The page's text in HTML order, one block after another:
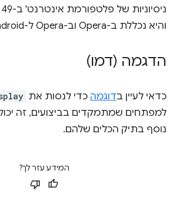
והיא נכללת ב-Opera וב-Opera ל-Android.
הדגמה (דמו)
כדאי לעיין בדוגמה כדי לנסות את
למפתחים שמתמקדים בביצועים, זה יכול
נוסף בתיק הכלים שלהם.
המידע עזר לך?